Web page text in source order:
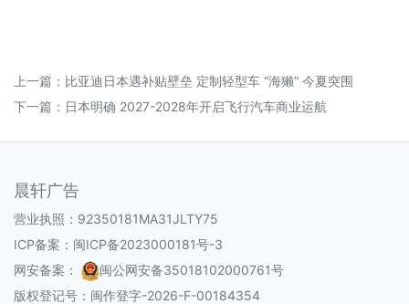
上一篇： 比亚迪日本遇补贴壁垒 定制轻型车 “海獭” 今夏突围
下一篇： 日本明确 2027-2028年开启飞行汽车商业运航
晨轩广告
营业执照：92350181MA31JLTY75
ICP备案： 闽ICP备2023000181号-3
网安备案：
闽公网安备35018102000761号
版权登记号： 闽作登字-2026-F-00184354